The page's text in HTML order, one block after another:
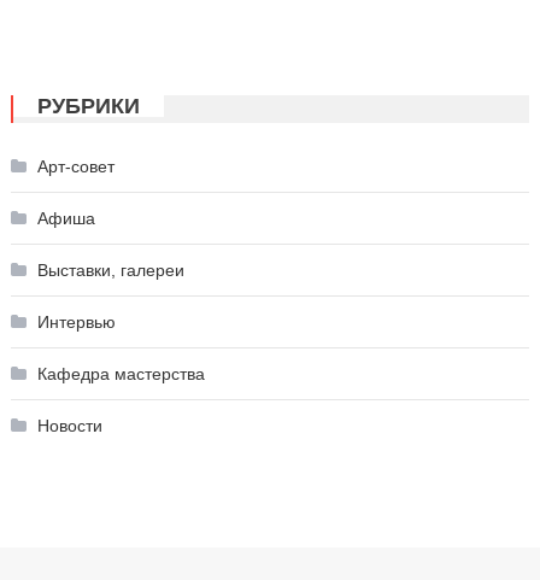
РУБРИКИ
Арт-совет
Афиша
Выставки, галереи
Интервью
Кафедра мастерства
Новости